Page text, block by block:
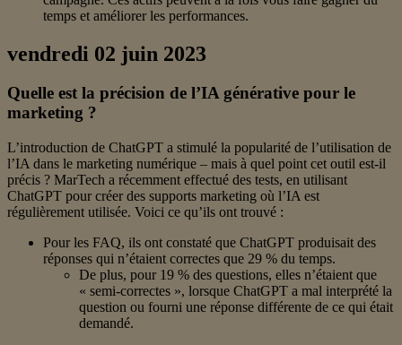
temps et améliorer les performances.
vendredi 02 juin 2023
Quelle est la précision de l’IA générative pour le
marketing ?
L’introduction de ChatGPT a stimulé la popularité de l’utilisation de
l’IA dans le marketing numérique – mais à quel point cet outil est-il
précis ? MarTech a récemment effectué des tests, en utilisant
ChatGPT pour créer des supports marketing où l’IA est
régulièrement utilisée. Voici ce qu’ils ont trouvé :
Pour les FAQ, ils ont constaté que ChatGPT produisait des
réponses qui n’étaient correctes que 29 % du temps.
De plus, pour 19 % des questions, elles n’étaient que
« semi-correctes », lorsque ChatGPT a mal interprété la
question ou fourni une réponse différente de ce qui était
demandé.